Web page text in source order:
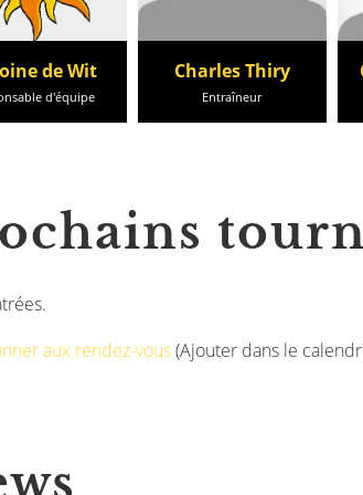
de Wit
d'équipe
Charles Thiry
Entraîneur
aux rendez-vous(Ajouter dans le